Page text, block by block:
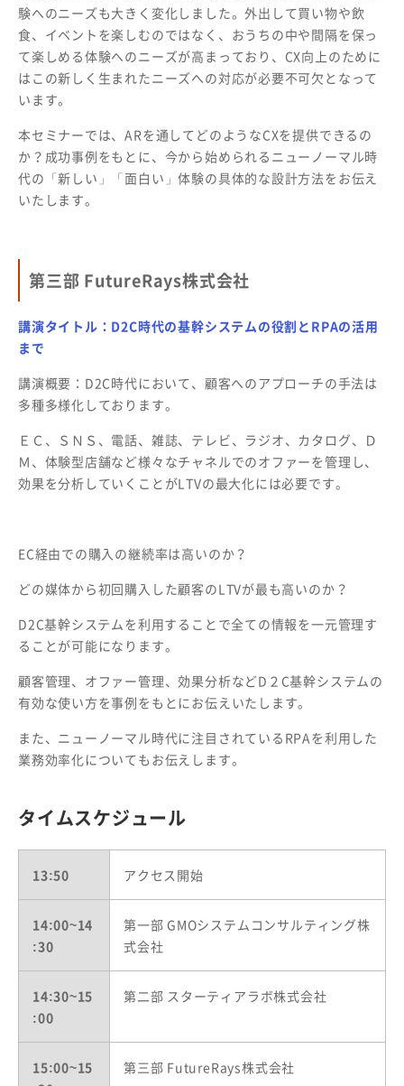
験へのニーズも大きく変化しました。外出して買い物や飲
食、イベントを楽しむのではなく、おうちの中や間隔を保っ
て楽しめる体験へのニーズが高まっており、CX向上のために
はこの新しく生まれたニーズへの対応が必要不可欠となって
います。
本セミナーでは、ARを通してどのようなCXを提供できるの
か？成功事例をもとに、今から始められるニューノーマル時
代の「新しい」「面白い」体験の具体的な設計方法をお伝え
いたします。
第三部 FutureRays株式会社
講演タイトル：D2C時代の基幹システムの役割とRPAの活用
まで
講演概要：D2C時代において、顧客へのアプローチの手法は
多種多様化しております。
ＥＣ、ＳＮＳ、電話、雑誌、テレビ、ラジオ、カタログ、Ｄ
Ｍ、体験型店舗など様々なチャネルでのオファーを管理し、
効果を分析していくことがLTVの最大化には必要です。
EC経由での購入の継続率は高いのか？
どの媒体から初回購入した顧客のLTVが最も高いのか？
D2C基幹システムを利用することで全ての情報を一元管理す
ることが可能になります。
顧客管理、オファー管理、効果分析などD２C基幹システムの
有効な使い方を事例をもとにお伝えいたします。
また、ニューノーマル時代に注目されているRPAを利用した
業務効率化についてもお伝えします。
タイムスケジュール
13:50 アクセス開始
14:00~14
:30
第一部 GMOシステムコンサルティング株
式会社
14:30~15
:00
第二部 スターティアラボ株式会社
15:00~15
第三部 FutureRays株式会社